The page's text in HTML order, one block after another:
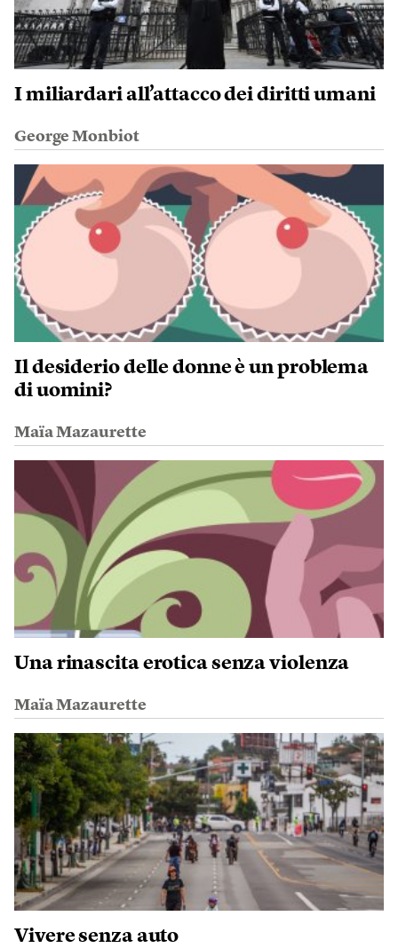
I miliardari all’attacco dei diritti umani
George Monbiot
Il desiderio delle donne è un problema
di uomini?
Maïa Mazaurette
Una rinascita erotica senza violenza
Maïa Mazaurette
Vivere senza auto